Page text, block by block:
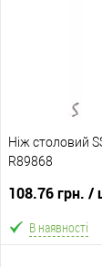
Ніж столовий
R89868
108.76 грн. /
В наявності